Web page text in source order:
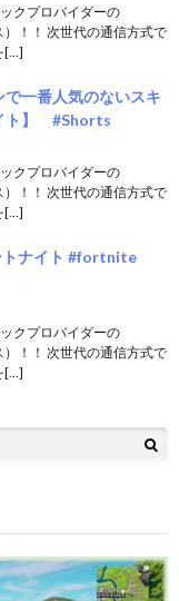
クプロバイダーの
）！！ 次世代の通信方式で
[…]
一番人気のないスキ
ト】 #Shorts
クプロバイダーの
）！！ 次世代の通信方式で
[…]
トナイト #fortnite
クプロバイダーの
）！！ 次世代の通信方式で
[…]